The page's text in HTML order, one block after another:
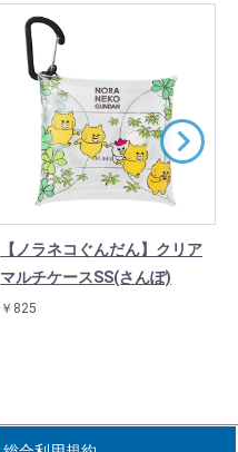
【ノラネコぐんだん】クリア
マルチケースSS(さんぽ)
￥825